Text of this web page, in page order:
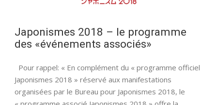
Japonismes 2018 – le programme
des «événements associés»
Pour rappel: « En complément du « programme officiel
Japonismes 2018 » réservé aux manifestations
organisées par le Bureau pour Japonismes 2018, le